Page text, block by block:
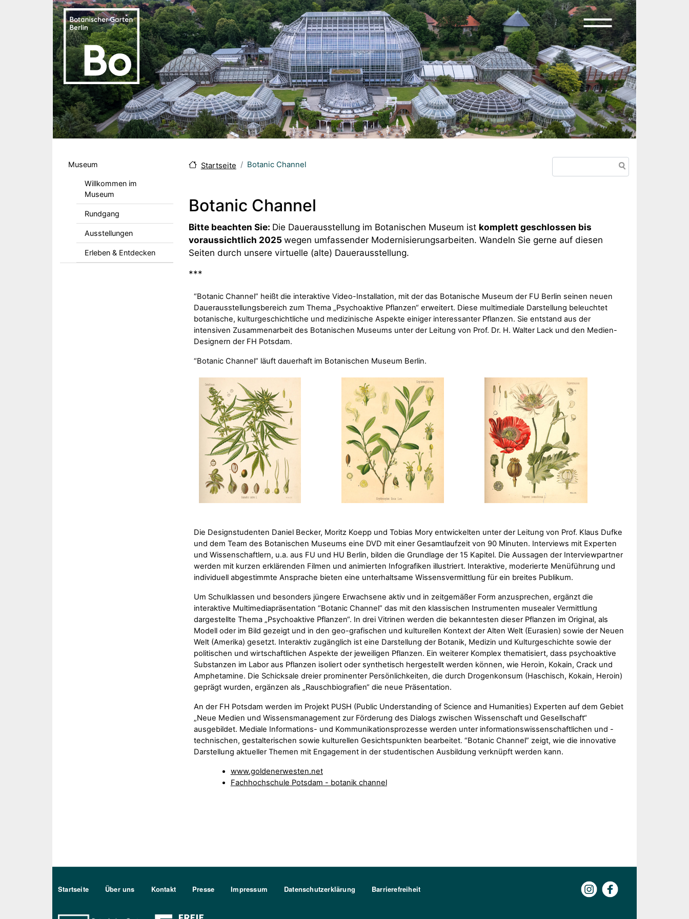
Direkt zum Inhalt
Museum
Willkommen im
Museum
Rundgang
Ausstellungen
Erleben & Entdecken
Startseite Botanic Channel
Botanic Channel
Body
Bitte beachten Sie: Die Dauerausstellung im Botanischen Museum ist komplett geschlossen bis
voraussichtlich 2025wegen umfassender Modernisierungsarbeiten. Wandeln Sie gerne auf diesen
Seiten durch unsere virtuelle (alte) Dauerausstellung.
***
“Botanic Channel” heißt die interaktive Video-Installation, mit der das Botanische Museum der FU Berlin seinen neuen
Dauerausstellungsbereich zum Thema „Psychoaktive Pflanzen“ erweitert. Diese multimediale Darstellung beleuchtet
botanische, kulturgeschichtliche und medizinische Aspekte einiger interessanter Pflanzen. Sie entstand aus der
intensiven Zusammenarbeit des Botanischen Museums unter der Leitung von Prof. Dr. H. Walter Lack und den Medien-
Designern der FH Potsdam.
“Botanic Channel” läuft dauerhaft im Botanischen Museum Berlin.
Die Designstudenten Daniel Becker, Moritz Koepp und Tobias Mory entwickelten unter der Leitung von Prof. Klaus Dufke
und dem Team des Botanischen Museums eine DVD mit einer Gesamtlaufzeit von 90 Minuten. Interviews mit Experten
und Wissenschaftlern, u.a. aus FU und HU Berlin, bilden die Grundlage der 15 Kapitel. Die Aussagen der Interviewpartner
werden mit kurzen erklärenden Filmen und animierten Infografiken illustriert. Interaktive, moderierte Menüführung und
individuell abgestimmte Ansprache bieten eine unterhaltsame Wissensvermittlung für ein breites Publikum.
Um Schulklassen und besonders jüngere Erwachsene aktiv und in zeitgemäßer Form anzusprechen, ergänzt die
interaktive Multimediapräsentation “Botanic Channel” das mit den klassischen Instrumenten musealer Vermittlung
dargestellte Thema „Psychoaktive Pflanzen“. In drei Vitrinen werden die bekanntesten dieser Pflanzen im Original, als
Modell oder im Bild gezeigt und in den geo-grafischen und kulturellen Kontext der Alten Welt (Eurasien) sowie der Neuen
Welt (Amerika) gesetzt. Interaktiv zugänglich ist eine Darstellung der Botanik, Medizin und Kulturgeschichte sowie der
politischen und wirtschaftlichen Aspekte der jeweiligen Pflanzen. Ein weiterer Komplex thematisiert, dass psychoaktive
Substanzen im Labor aus Pflanzen isoliert oder synthetisch hergestellt werden können, wie Heroin, Kokain, Crack und
Amphetamine. Die Schicksale dreier prominenter Persönlichkeiten, die durch Drogenkonsum (Haschisch, Kokain, Heroin)
geprägt wurden, ergänzen als „Rauschbiografien“ die neue Präsentation.
An der FH Potsdam werden im Projekt PUSH (Public Understanding of Science and Humanities) Experten auf dem Gebiet
„Neue Medien und Wissensmanagement zur Förderung des Dialogs zwischen Wissenschaft und Gesellschaft“
ausgebildet. Mediale Informations- und Kommunikationsprozesse werden unter informationswissenschaftlichen und -
technischen, gestalterischen sowie kulturellen Gesichtspunkten bearbeitet. “Botanic Channel” zeigt, wie die innovative
Darstellung aktueller Themen mit Engagement in der studentischen Ausbildung verknüpft werden kann.
www.goldenerwesten.net
Fachhochschule Potsdam - botanik channel
Sekundärmenu DE
Startseite Über uns Kontakt Presse Impressum Datenschutzerklärung Barrierefreiheit Instagram